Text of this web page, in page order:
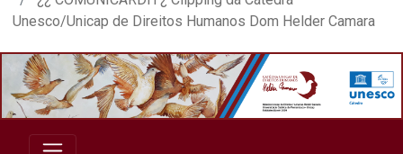
Unesco/Unicap de Direitos Humanos Dom Helder Camara